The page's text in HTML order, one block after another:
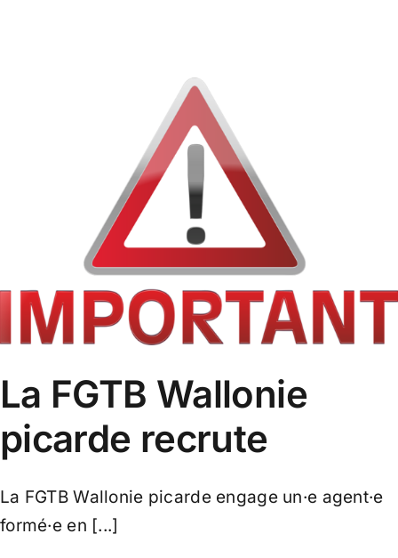
La FGTB Wallonie
picarde recrute
La FGTB Wallonie picarde engage un·e agent·e
formé·e en [...]